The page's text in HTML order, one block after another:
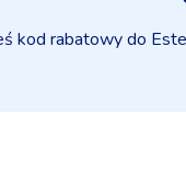
kod rabatowy do